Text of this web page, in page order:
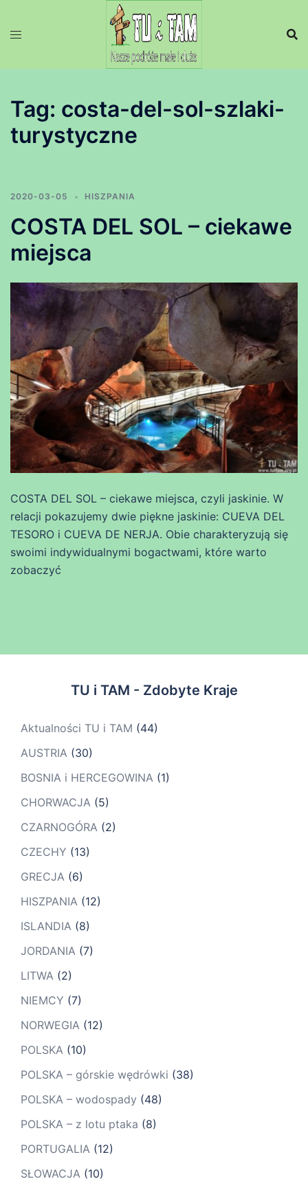
Tag: costa-del-sol-szlaki-
turystyczne
2020-03-05 HISZPANIA
COSTA DEL SOL – ciekawe
miejsca
COSTA DEL SOL – ciekawe miejsca, czyli jaskinie. W
relacji pokazujemy dwie piękne jaskinie: CUEVA DEL
TESORO i CUEVA DE NERJA. Obie charakteryzują się
swoimi indywidualnymi bogactwami, które warto
zobaczyć
TU i TAM - Zdobyte Kraje
Aktualności TU i TAM (44)
AUSTRIA (30)
BOSNIA i HERCEGOWINA (1)
CHORWACJA (5)
CZARNOGÓRA (2)
CZECHY (13)
GRECJA (6)
HISZPANIA (12)
ISLANDIA (8)
JORDANIA (7)
LITWA (2)
NIEMCY (7)
NORWEGIA (12)
POLSKA (10)
POLSKA – górskie wędrówki (38)
POLSKA – wodospady (48)
POLSKA – z lotu ptaka (8)
PORTUGALIA (12)
SŁOWACJA (10)